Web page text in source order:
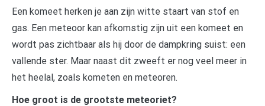
Een komeet herken je aan zijn witte staart van stof en
gas. Een meteoor kan afkomstig zijn uit een komeet en
wordt pas zichtbaar als hij door de dampkring suist: een
vallende ster. Maar naast dit zweeft er nog veel meer in
het heelal, zoals kometen en meteoren.
Hoe groot is de grootste meteoriet?